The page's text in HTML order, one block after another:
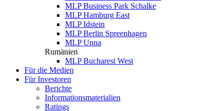
MLP Business Park Schalke
MLP Hamburg East
MLP Idstein
MLP Berlin Spreenhagen
MLP Unna
Rumänien
MLP Bucharest West
Für die Medien
Für Investoren
Berichte
Informationsmaterialien
Ratings